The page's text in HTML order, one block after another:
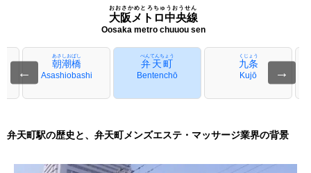
大阪メトロ中央線
おおさかめとろちゅうおうせん
Oosaka metro chuuou sen
←
朝潮橋
あさしおばし
Asashiobashi
弁天町
べんてんちょう
Bentenchō
九条
くじょう
Kujō →
弁天町駅の歴史と、弁天町メンズエステ・マッサージ業界の背景